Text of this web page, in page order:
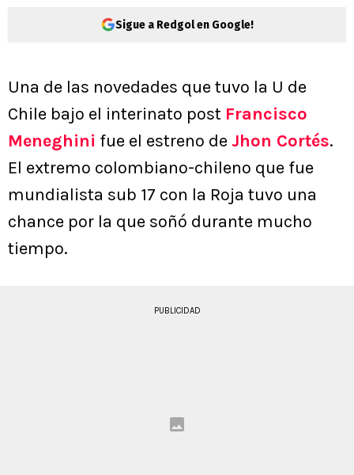
Sigue a Redgol en Google!
Una de las novedades que tuvo la U de
Chile bajo el interinato post Francisco
Meneghini fue el estreno de Jhon Cortés.
El extremo colombiano-chileno que fue
mundialista sub 17 con la Roja tuvo una
chance por la que soñó durante mucho
tiempo.
PUBLICIDAD